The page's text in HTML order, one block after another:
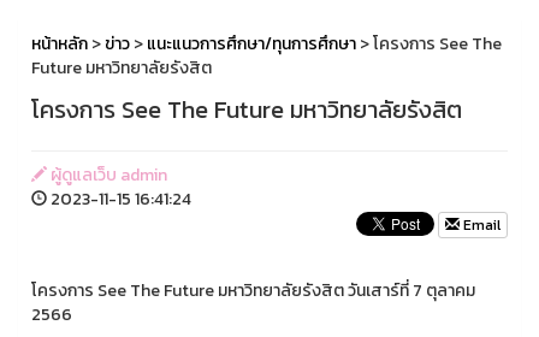
หน้าหลัก>ข่าว>แนะแนวการศึกษา/ทุนการศึกษา> โครงการ See The
Future มหาวิทยาลัยรังสิต
โครงการ See The Future มหาวิทยาลัยรังสิต
ผู้ดูแลเว็บ admin
2023-11-15 16:41:24
Email
โครงการ See The Future มหาวิทยาลัยรังสิต วันเสาร์ที่ 7 ตุลาคม
2566